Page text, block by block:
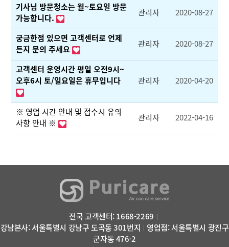
기사님 방문청소는 월~토요일 방문
가능합니다.
관리자 2020-08-27
궁금한점 있으면 고객센터로 언제
든지 문의 주세요
관리자 2020-08-27
고객센터 운영시간 평일 오전9시~
오후6시 토/일요일은 휴무입니다
관리자 2020-04-20
※ 영업 시간 안내 및 접수시 유의
사항 안내 ※
관리자 2022-04-16
전국 고객센터: 1668-2269
강남본사: 서울특별시 강남구 도곡동 301번지
영업점: 서울특별시 광진구
군자동 476-2